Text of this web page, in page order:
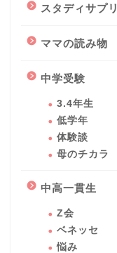
スタディサプリ
ママの読み物
中学受験
3.4年生
低学年
体験談
母のチカラ
中高一貫生
Z会
ベネッセ
悩み